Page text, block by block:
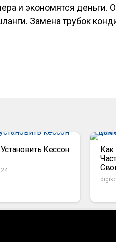
и экономятся деньги.
Замена трубок
Кессон
Как